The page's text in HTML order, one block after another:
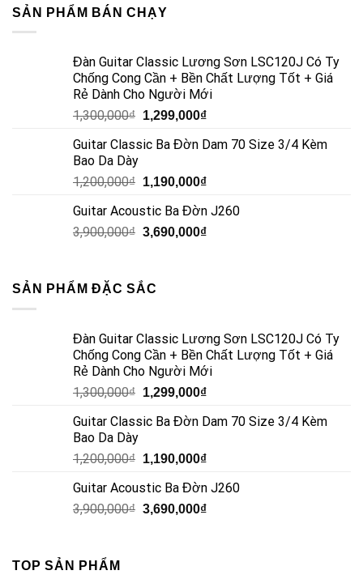
SẢN PHẨM BÁN CHẠY
Đàn Guitar Classic Lương Sơn LSC120J Có Ty
Chống Cong Cần + Bền Chất Lượng Tốt + Giá
Rẻ Dành Cho Người Mới
1,300,000₫ 1,299,000₫
Guitar Classic Ba Đờn Dam 70 Size 3/4 Kèm
Bao Da Dày
1,200,000₫ 1,190,000₫
Guitar Acoustic Ba Đờn J260
3,900,000₫ 3,690,000₫
SẢN PHẨM ĐẶC SẮC
Đàn Guitar Classic Lương Sơn LSC120J Có Ty
Chống Cong Cần + Bền Chất Lượng Tốt + Giá
Rẻ Dành Cho Người Mới
1,300,000₫ 1,299,000₫
Guitar Classic Ba Đờn Dam 70 Size 3/4 Kèm
Bao Da Dày
1,200,000₫ 1,190,000₫
Guitar Acoustic Ba Đờn J260
3,900,000₫ 3,690,000₫
TOP SẢN PHẨM